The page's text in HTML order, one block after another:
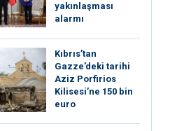
yakınlaşması
alarmı
Kıbrıs’tan
Gazze’deki tarihi
Aziz Porfirios
Kilisesi’ne 150 bin
euro